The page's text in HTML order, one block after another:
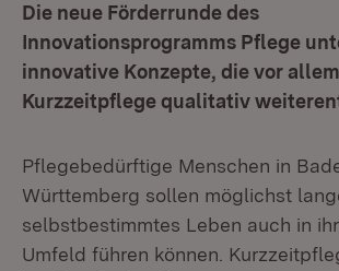
Die neue Förderrunde des
Innovationsprogramms Pflege
innovative Konzepte, die vor
Kurzzeitpflege qualitativ
Pflegebedürftige Menschen in
Württemberg sollen möglichst
selbstbestimmtes Leben auch in
Umfeld führen können.